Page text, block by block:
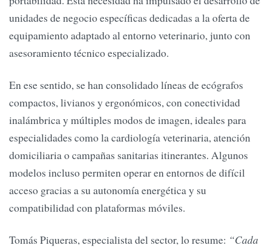
unidades de negocio específicas dedicadas a la oferta de
equipamiento adaptado al entorno veterinario, junto con
asesoramiento técnico especializado.
En ese sentido, se han consolidado líneas de ecógrafos
compactos, livianos y ergonómicos, con conectividad
inalámbrica y múltiples modos de imagen, ideales para
especialidades como la cardiología veterinaria, atención
domiciliaria o campañas sanitarias itinerantes. Algunos
modelos incluso permiten operar en entornos de difícil
acceso gracias a su autonomía energética y su
compatibilidad con plataformas móviles.
Tomás Piqueras, especialista del sector, lo resume: “Cada